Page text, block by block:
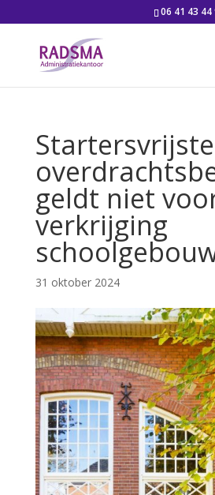
06 41 43 44
geldt niet
verkrijging
31 oktober 2024